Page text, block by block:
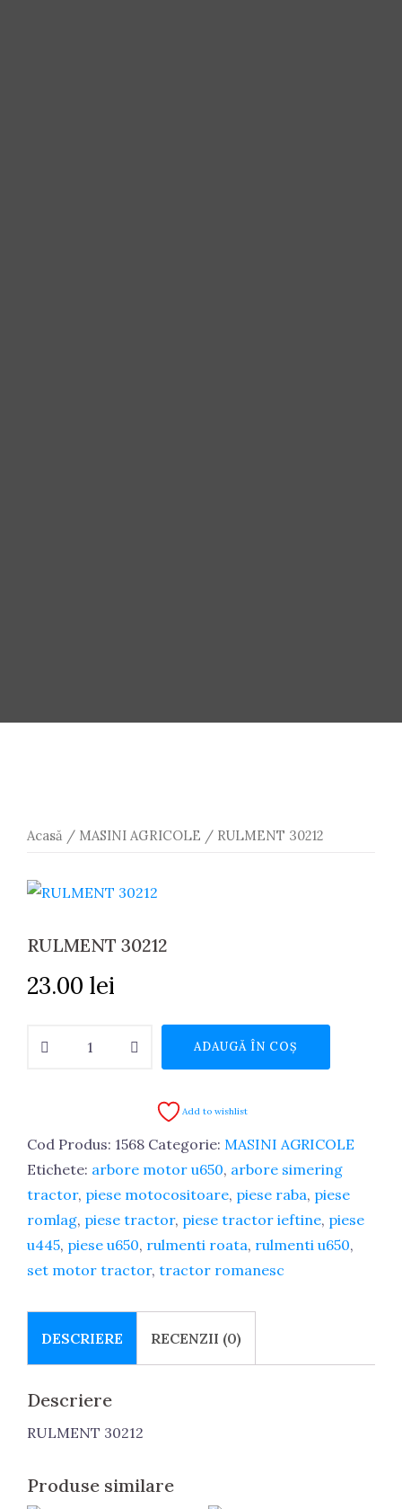
Acasă / MASINI AGRICOLE / RULMENT 30212
RULMENT 30212
23.00 lei
ADAUGĂ ÎN COȘ
Add to wishlist
Cod Produs: 1568 Categorie: MASINI AGRICOLE
Etichete: arbore motor u650, arbore simering
tractor, piese motocositoare, piese raba, piese
romlag, piese tractor, piese tractor ieftine, piese
u445, piese u650, rulmenti roata, rulmenti u650,
set motor tractor, tractor romanesc
DESCRIERE RECENZII (0)
Descriere
RULMENT 30212
Produse similare